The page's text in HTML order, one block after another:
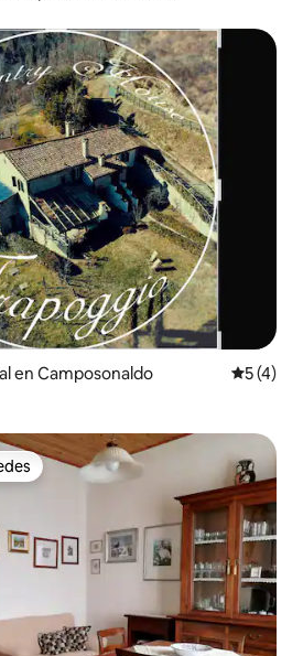
en Camposonaldo
5 (4)